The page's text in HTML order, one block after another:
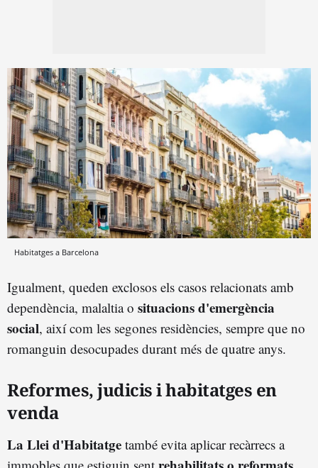
Habitatges a Barcelona
Igualment, queden exclosos els casos relacionats amb
dependència, malaltia o situacions d'emergència
social, així com les segones residències, sempre que no
romanguin desocupades durant més de quatre anys.
Reformes, judicis i habitatges en
venda
La Llei d'Habitatge també evita aplicar recàrrecs a